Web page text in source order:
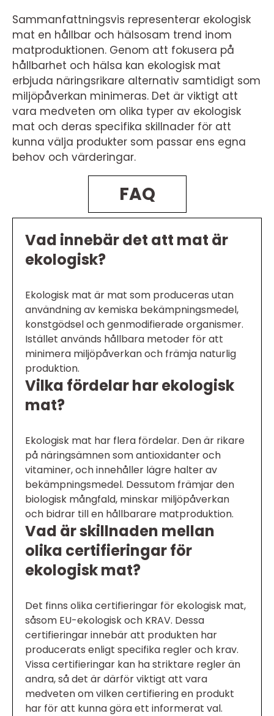
Sammanfattningsvis representerar ekologisk
mat en hållbar och hälsosam trend inom
matproduktionen. Genom att fokusera på
hållbarhet och hälsa kan ekologisk mat
erbjuda näringsrikare alternativ samtidigt som
miljöpåverkan minimeras. Det är viktigt att
vara medveten om olika typer av ekologisk
mat och deras specifika skillnader för att
kunna välja produkter som passar ens egna
behov och värderingar.
FAQ
Vad innebär det att mat är
ekologisk?
Ekologisk mat är mat som produceras utan
användning av kemiska bekämpningsmedel,
konstgödsel och genmodifierade organismer.
Istället används hållbara metoder för att
minimera miljöpåverkan och främja naturlig
produktion.
Vilka fördelar har ekologisk
mat?
Ekologisk mat har flera fördelar. Den är rikare
på näringsämnen som antioxidanter och
vitaminer, och innehåller lägre halter av
bekämpningsmedel. Dessutom främjar den
biologisk mångfald, minskar miljöpåverkan
och bidrar till en hållbarare matproduktion.
Vad är skillnaden mellan
olika certifieringar för
ekologisk mat?
Det finns olika certifieringar för ekologisk mat,
såsom EU-ekologisk och KRAV. Dessa
certifieringar innebär att produkten har
producerats enligt specifika regler och krav.
Vissa certifieringar kan ha striktare regler än
andra, så det är därför viktigt att vara
medveten om vilken certifiering en produkt
har för att kunna göra ett informerat val.